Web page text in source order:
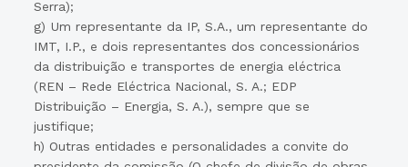
Serra);
g) Um representante da IP, S.A., um representante do
IMT, I.P., e dois representantes dos concessionários
da distribuição e transportes de energia eléctrica
(REN – Rede Eléctrica Nacional, S. A.; EDP
Distribuição – Energia, S. A.), sempre que se
justifique;
h) Outras entidades e personalidades a convite do